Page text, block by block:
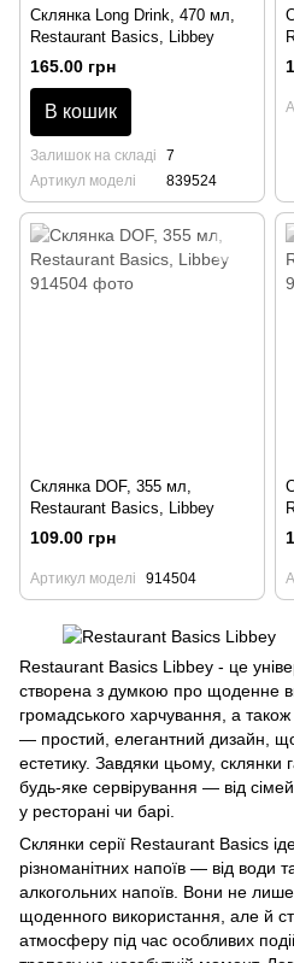
Склянка Long Drink, 470 мл,
Restaurant Basics, Libbey
165.00 грн
В кошик
Залишок на складі
7
Артикул моделі
839524
Склянка DOF, 355 мл,
Restaurant Basics, Libbey
109.00 грн
Артикул моделі 914504
Restaurant Basics Libbey - це
створена з думкою про щоденне
громадського харчування, а
— простий, елегантний дизайн,
естетику. Завдяки цьому, склянки
будь-яке сервірування — від
у ресторані чи барі.
Склянки серії Restaurant Basics
різноманітних напоїв — від води
алкогольних напоїв. Вони не лише
щоденного використання, але й
атмосферу під час особливих